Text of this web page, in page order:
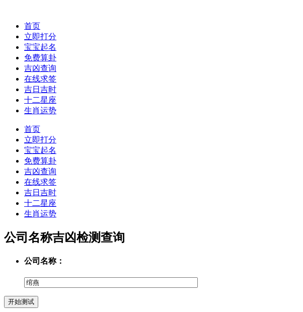
首页
立即打分
宝宝起名
免费算卦
吉凶查询
在线求签
吉日吉时
十二星座
生肖运势
首页
立即打分
宝宝起名
免费算卦
吉凶查询
在线求签
吉日吉时
十二星座
生肖运势
公司名称吉凶检测查询
公司名称：